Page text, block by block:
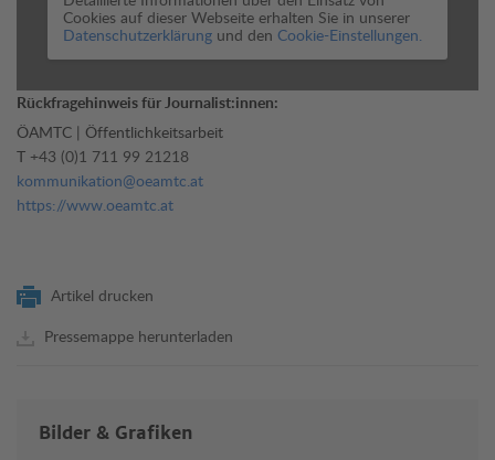
Cookies auf dieser Webseite erhalten Sie in unserer
Datenschutzerklärung und den Cookie-Einstellungen.
Rückfragehinweis für Journalist:innen:
ÖAMTC | Öffentlichkeitsarbeit
T +43 (0)1 711 99 21218
kommunikation@oeamtc.at
https://www.oeamtc.at
Artikel drucken
Pressemappe herunterladen
Bilder & Grafiken